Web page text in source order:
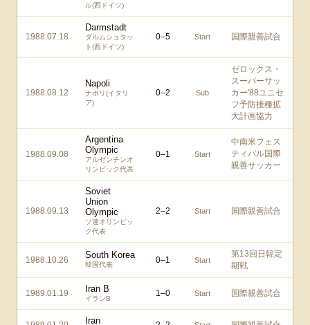
ル(西ドイツ)
1988.07.18
Darmstadt
ダルムシュタッ
ト(西ドイツ)
0–5 Start 国際親善試合
1988.08.12
Napoli
ナポリ(イタリ
ア)
0–2 Sub
ゼロックス・
スーパーサッ
カー'88ユニセ
フ予防接種拡
大計画協力
1988.09.08
Argentina
Olympic
アルゼンチンオ
リンピック代表
0–1 Start
中南米フェス
ティバル国際
親善サッカー
1988.09.13
Soviet
Union
Olympic
ソ連オリンピッ
ク代表
2–2 Start 国際親善試合
1988.10.26 South Korea
韓国代表 0–1 Start
第13回日韓定
期戦
1989.01.19 Iran B
イランB
1–0 Start 国際親善試合
Iran